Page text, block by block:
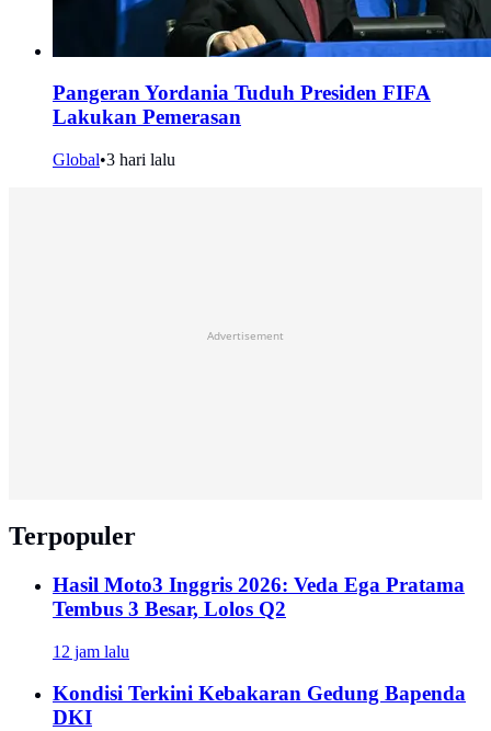
Pangeran Yordania Tuduh Presiden FIFA
Lakukan Pemerasan
Global•3 hari lalu
Advertisement
Terpopuler
Hasil Moto3 Inggris 2026: Veda Ega Pratama
Tembus 3 Besar, Lolos Q2
12 jam lalu
Kondisi Terkini Kebakaran Gedung Bapenda
DKI